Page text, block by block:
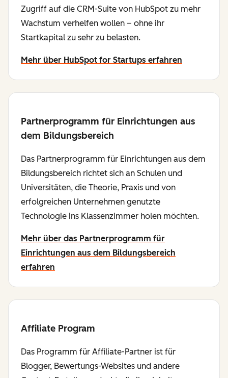
Zugriff auf die CRM-Suite von HubSpot zu mehr
Wachstum verhelfen wollen – ohne ihr
Startkapital zu sehr zu belasten.
Mehr über HubSpot for Startups erfahren
Partnerprogramm für Einrichtungen aus
dem Bildungsbereich
Das Partnerprogramm für Einrichtungen aus dem
Bildungsbereich richtet sich an Schulen und
Universitäten, die Theorie, Praxis und von
erfolgreichen Unternehmen genutzte
Technologie ins Klassenzimmer holen möchten.
Mehr über das Partnerprogramm für
Einrichtungen aus dem Bildungsbereich
erfahren
Affiliate Program
Das Programm für Affiliate-Partner ist für
Blogger, Bewertungs-Websites und andere